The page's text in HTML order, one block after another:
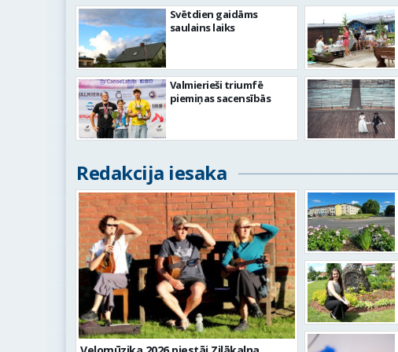
Svētdien gaidāms
saulains laiks
Valmierieši triumfē
piemiņas sacensībās
Redakcija iesaka